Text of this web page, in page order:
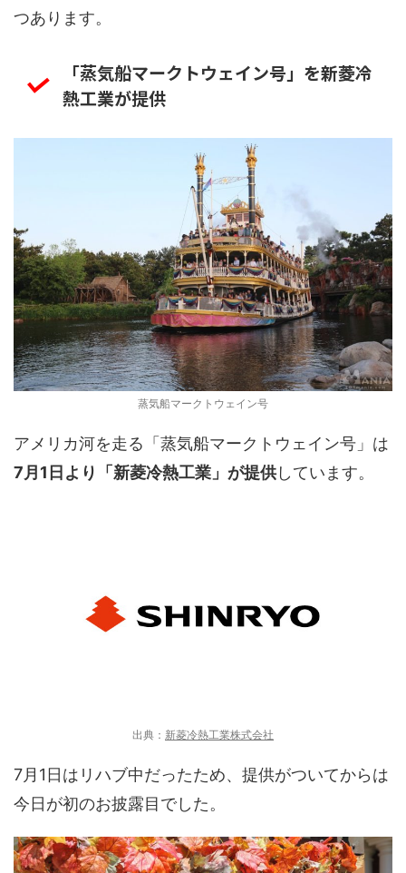
つあります。
「蒸気船マークトウェイン号」を新菱冷
熱工業が提供
蒸気船マークトウェイン号
アメリカ河を走る「蒸気船マークトウェイン号」は
7月1日より「新菱冷熱工業」が提供しています。
出典： 新菱冷熱工業株式会社
7月1日はリハブ中だったため、提供がついてからは
今日が初のお披露目でした。